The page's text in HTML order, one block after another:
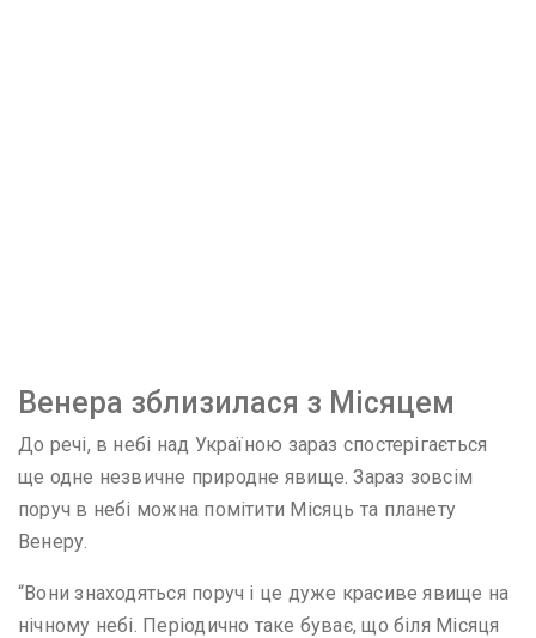
Венера зблизилася з Місяцем
До речі, в небі над Україною зараз спостерігається
ще одне незвичне природне явище. Зараз зовсім
поруч в небі можна помітити Місяць та планету
Венеру.
“Вони знаходяться поруч і це дуже красиве явище на
нічному небі. Періодично таке буває, що біля Місяця